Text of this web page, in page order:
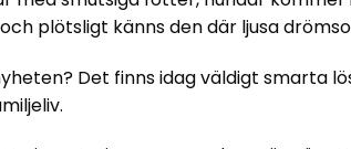
plötsligt känns den där ljusa
Det finns idag väldigt smarta